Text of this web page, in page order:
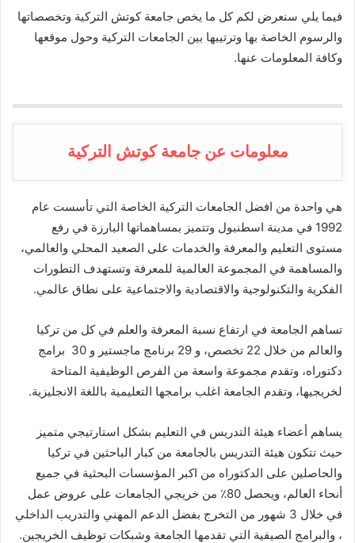
فيما يلي سنعرض لكم كل ما يخص جامعة كوتش التركية وتخصصاتها
والرسوم الخاصة بها وترتيبها بين الجامعات التركية وحول موقعها
وكافة المعلومات عنها.
معلومات عن جامعة كوتش التركية
هي واحدة من افضل الجامعات التركية الخاصة التي تأسست عام
1992 في مدينة اسطنبول
وتتميز بمساهماتها البارزة في رفع
مستوى التعليم والمعرفة والخدمات على الصعيد المحلي والعالمي،
والمساهمة في المجموعة العالمية للمعرفة وتستهدف التطورات
الفكرية والتكنولوجية والاقتصادية والاجتماعية على نطاق عالمي.
تساهم الجامعة في ارتفاع نسبة المعرفة والعلم في كل من تركيا
والعالم من خلال 22 تخصص، و 29 برنامج ماجستير و 30 برامج
دكتوراه، وتقدم مجموعة واسعة من الفرص الوظيفية المتاحة
لخريجيها، وتقدم الجامعة اغلب برامجها التعليمية باللغة الانجليزية.
يساهم أعضاء هيئة التدريس في التعليم بشكل استارتيجي متميز
حيث تتكون هيئة التدريس بالجامعة من كبار الباحثين في تركيا
والحاصلين على الدكتوراه من اكبر المؤسسات البحثية في جميع
أنحاء العالم، ويحصل 80٪ من خريجي الجامعات على عروض عمل
في خلال 3 شهور من التخرج بفضل الدعم المهني والتدريب الداخلي
، والبرامج الصيفية التي تقدمها الجامعة وشبكات توظيف الخريجين.